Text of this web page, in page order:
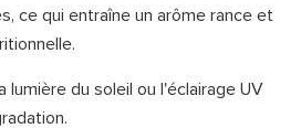
ce qui entraîne un arôme rance et
lumière du soleil ou l'éclairage UV